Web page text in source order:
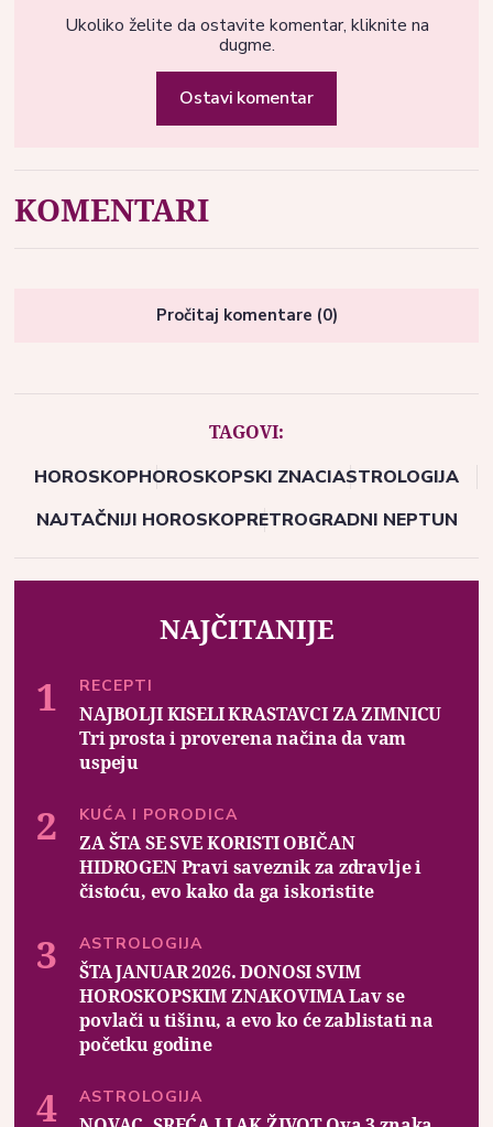
Ukoliko želite da ostavite komentar, kliknite na
dugme.
Ostavi komentar
KOMENTARI
Pročitaj komentare (0)
TAGOVI:
HOROSKOPHOROSKOPSKI ZNACIASTROLOGIJA
NAJTAČNIJI HOROSKOPRETROGRADNI NEPTUN
NAJČITANIJE
RECEPTI
NAJBOLJI KISELI KRASTAVCI ZA ZIMNICU
Tri prosta i proverena načina da vam
uspeju
KUĆA I PORODICA
ZA ŠTA SE SVE KORISTI OBIČAN
HIDROGEN Pravi saveznik za zdravlje i
čistoću, evo kako da ga iskoristite
ASTROLOGIJA
ŠTA JANUAR 2026. DONOSI SVIM
HOROSKOPSKIM ZNAKOVIMA Lav se
povlači u tišinu, a evo ko će zablistati na
početku godine
ASTROLOGIJA